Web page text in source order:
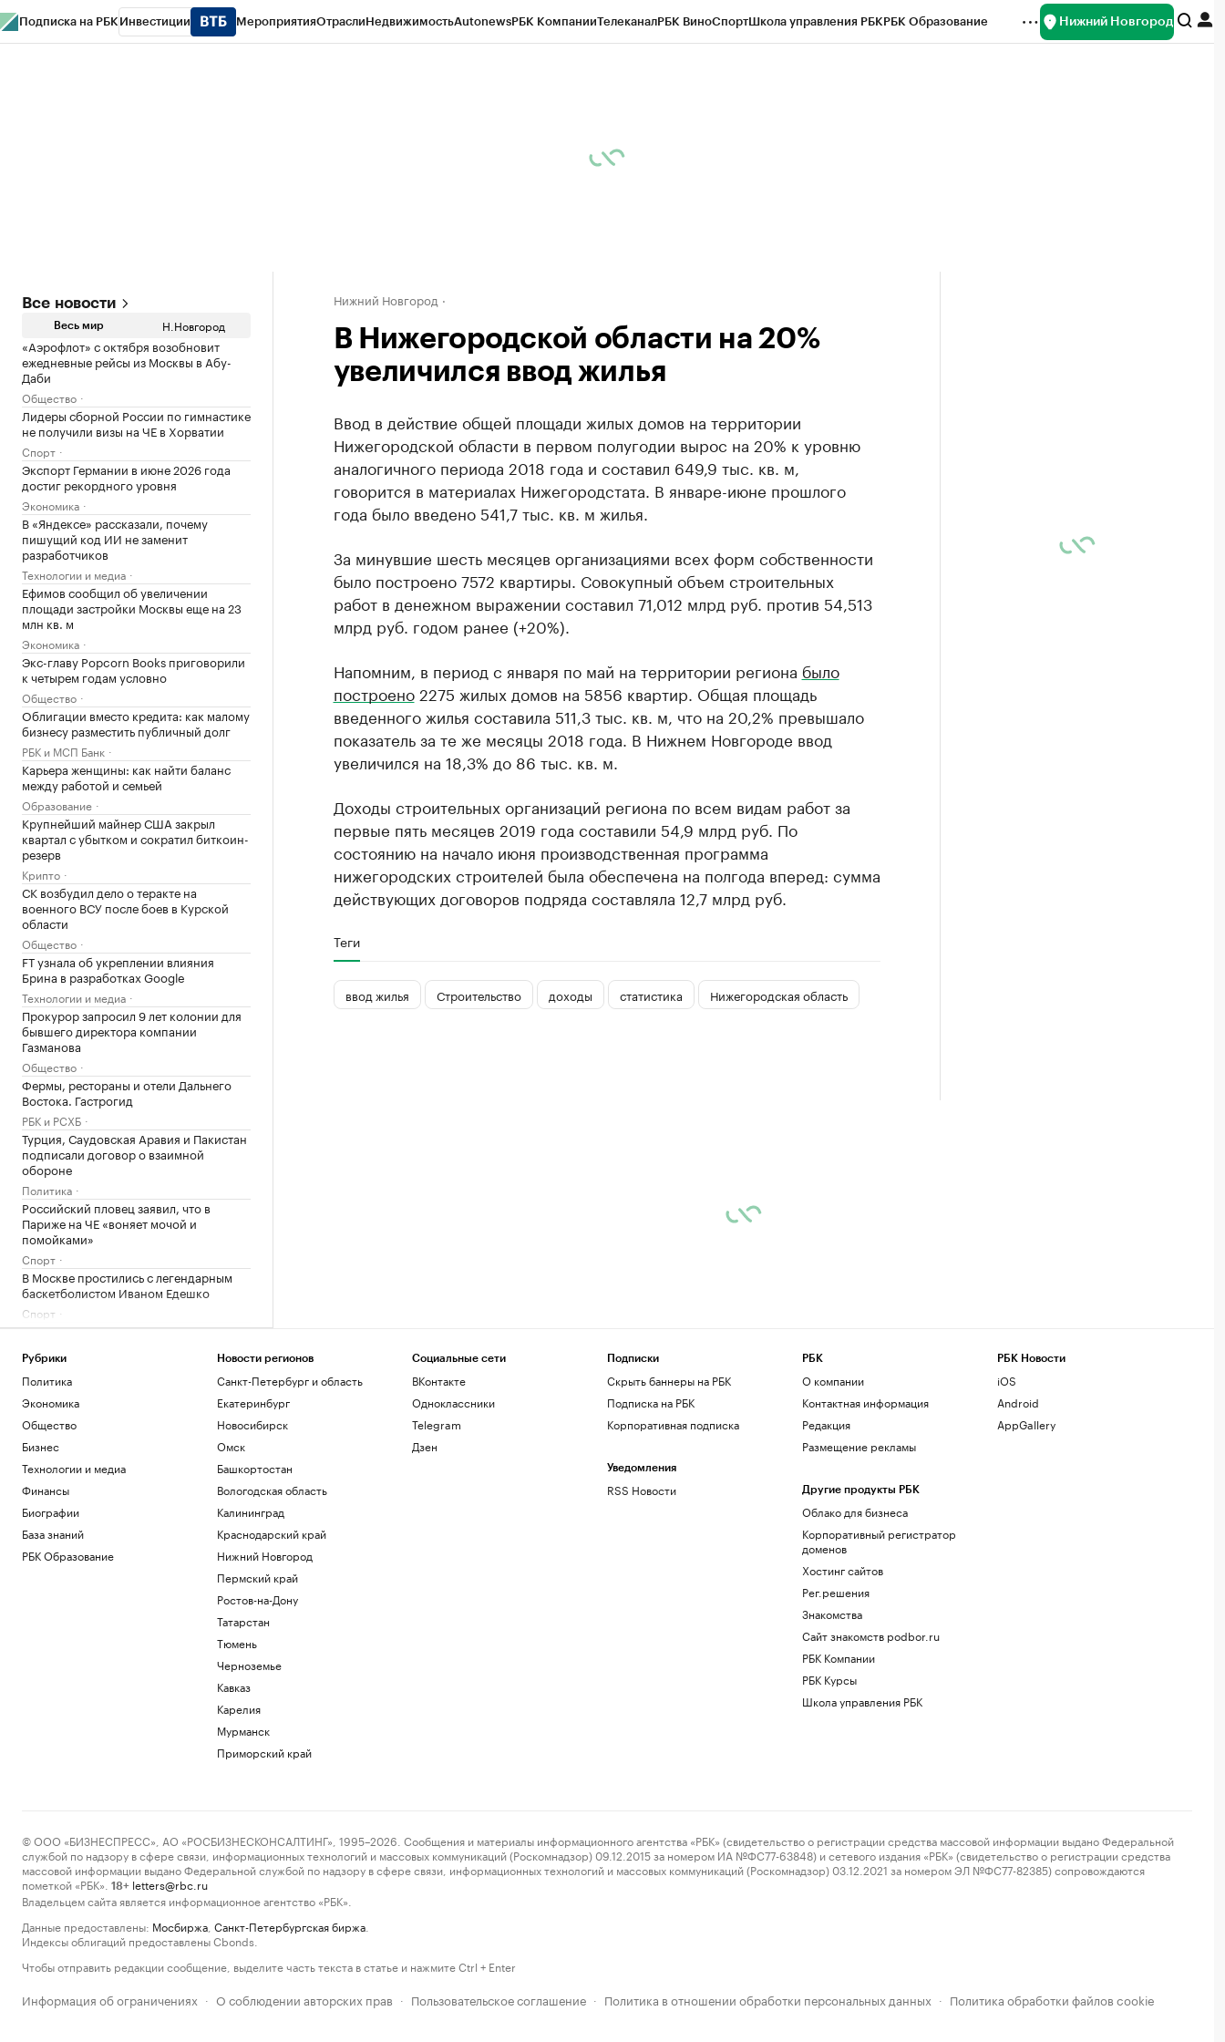
Подписка на РБК Инвестиции МероприятияОтраслиНедвижимостьAutonewsРБК КомпанииТелеканалРБК ВиноСпортШкола управления РБКРБК Образование Нижний Новгород
Все новости
Весь мир Н.Новгород
«Аэрофлот» с октября возобновит
ежедневные рейсы из Москвы в Абу-
Даби
Общество
Лидеры сборной России по гимнастике
не получили визы на ЧЕ в Хорватии
Спорт
Экспорт Германии в июне 2026 года
достиг рекордного уровня
Экономика
В «Яндексе» рассказали, почему
пишущий код ИИ не заменит
разработчиков
Технологии и медиа
Ефимов сообщил об увеличении
площади застройки Москвы еще на 23
млн кв. м
Экономика
Экс-главу Popcorn Books приговорили
к четырем годам условно
Общество
Облигации вместо кредита: как малому
бизнесу разместить публичный долг
РБК и МСП Банк
Карьера женщины: как найти баланс
между работой и семьей
Образование
Крупнейший майнер США закрыл
квартал с убытком и сократил биткоин-
резерв
Крипто
СК возбудил дело о теракте на
военного ВСУ после боев в Курской
области
Общество
FT узнала об укреплении влияния
Брина в разработках Google
Технологии и медиа
Прокурор запросил 9 лет колонии для
бывшего директора компании
Газманова
Общество
Фермы, рестораны и отели Дальнего
Востока. Гастрогид
РБК и РСХБ
Турция, Саудовская Аравия и Пакистан
подписали договор о взаимной
обороне
Политика
Российский пловец заявил, что в
Париже на ЧЕ «воняет мочой и
помойками»
Спорт
В Москве простились с легендарным
баскетболистом Иваном Едешко
Спорт
Путин рассказал президенту ОАЭ о
Политика
Politico сообщило об обсуждении
замены канцлера Германии Фридриха
Политика
Как ИИ-агенты и облако
трансформируют промышленность:
опыт «Норникеля»
РБК и Yandex Cloud
Три крупных порта Китая
приостановили работу из-за
надвигающегося тайфуна
Нижний Новгород
В Нижегородской области на 20%
увеличился ввод жилья
Ввод в действие общей площади жилых домов на территории
Нижегородской области в первом полугодии вырос на 20% к уровню
аналогичного периода 2018 года и составил 649,9 тыс. кв. м,
говорится в материалах Нижегородстата. В январе-июне прошлого
года было введено 541,7 тыс. кв. м жилья.
За минувшие шесть месяцев организациями всех форм собственности
было построено 7572 квартиры. Совокупный объем строительных
работ в денежном выражении составил 71,012 млрд руб. против 54,513
млрд руб. годом ранее (+20%).
Напомним, в период с января по май на территории региона было
построено2275 жилых домов на 5856 квартир. Общая площадь
введенного жилья составила 511,3 тыс. кв. м, что на 20,2% превышало
показатель за те же месяцы 2018 года. В Нижнем Новгороде ввод
увеличился на 18,3% до 86 тыс. кв. м.
Доходы строительных организаций региона по всем видам работ за
первые пять месяцев 2019 года составили 54,9 млрд руб. По
состоянию на начало июня производственная программа
нижегородских строителей была обеспечена на полгода вперед: сумма
действующих договоров подряда составляла 12,7 млрд руб.
Теги
ввод жилья Строительство доходы статистика Нижегородская область
Рубрики
Политика
Экономика
Общество
Бизнес
Технологии и медиа
Финансы
Биографии
База знаний
РБК Образование
Новости регионов
Санкт-Петербург и область
Екатеринбург
Новосибирск
Омск
Башкортостан
Вологодская область
Калининград
Краснодарский край
Нижний Новгород
Пермский край
Ростов-на-Дону
Татарстан
Тюмень
Черноземье
Кавказ
Карелия
Мурманск
Приморский край
Социальные сети
ВКонтакте
Одноклассники
Telegram
Дзен
Подписки
Скрыть баннеры на РБК
Подписка на РБК
Корпоративная подписка
Уведомления
RSS Новости
РБК
О компании
Контактная информация
Редакция
Размещение рекламы
Другие продукты РБК
Облако для бизнеса
Корпоративный регистратор
доменов
Хостинг сайтов
Рег.решения
Знакомства
Сайт знакомств podbor.ru
РБК Компании
РБК Курсы
Школа управления РБК
РБК Новости
iOS
Android
AppGallery
© ООО «БИЗНЕСПРЕСС», АО «РОСБИЗНЕСКОНСАЛТИНГ», 1995–2026. Сообщения и материалы информационного агентства «РБК» (свидетельство о регистрации средства массовой информации выдано Федеральной
службой по надзору в сфере связи, информационных технологий и массовых коммуникаций (Роскомнадзор) 09.12.2015 за номером ИА №ФС77-63848) и сетевого издания «РБК» (свидетельство о регистрации средства
массовой информации выдано Федеральной службой по надзору в сфере связи, информационных технологий и массовых коммуникаций (Роскомнадзор) 03.12.2021 за номером ЭЛ №ФС77-82385) сопровождаются
пометкой «РБК».
18+ letters@rbc.ru
Владельцем сайта является информационное агентство «РБК».
Данные предоставлены: Мосбиржа Санкт-Петербургская биржа
Индексы облигаций предоставлены Cbonds.
Чтобы отправить редакции сообщение, выделите часть текста в статье и нажмите Ctrl + Enter
Информация об ограничениях · О соблюдении авторских прав · Пользовательское соглашение · Политика в отношении обработки персональных данных · Политика обработки файлов cookie